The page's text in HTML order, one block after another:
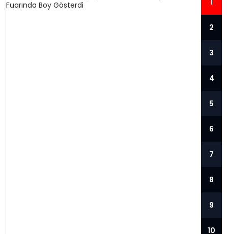
2
3
4
5
6
7
8
9
10